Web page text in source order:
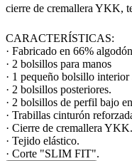
cierre de cremallera YKK,
CARACTERÍSTICAS:
· Fabricado en 66%
· 2 bolsillos para manos
· 1 pequeño bolsillo
· 2 bolsillos posteriores.
· 2 bolsillos de perfil bajo
· Trabillas cinturón
· Cierre de cremallera YKK.
· Tejido elástico.
· Corte "SLIM FIT".